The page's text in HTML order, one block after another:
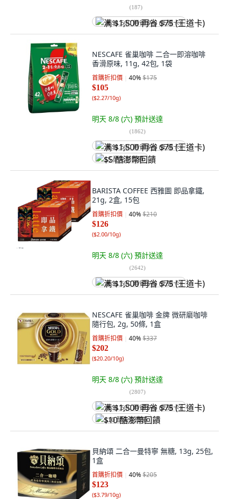
(187)
满 $1,500 再省 $75 (王道卡)
NESCAFE 雀巢咖啡 二合一即溶咖啡
香滑原味, 11g, 42包, 1袋
首購折扣價 40%$175
$105
($2.27/10g)
明天 8/8 (六) 預計送達
(1862)
满 $1,500 再省 $75 (王道卡)
$5 酷澎幣回饋
BARISTA COFFEE 西雅圖 即品拿鐵,
21g, 2盒, 15包
首購折扣價 40%$210
$126
($2.00/10g)
明天 8/8 (六) 預計送達
(2642)
满 $1,500 再省 $75 (王道卡)
NESCAFE 雀巢咖啡 金牌 微研磨咖啡
隨行包, 2g, 50條, 1盒
首購折扣價 40%$337
$202
($20.20/10g)
明天 8/8 (六) 預計送達
(2807)
满 $1,500 再省 $75 (王道卡)
$10 酷澎幣回饋
貝納頌 二合一曼特寧 無糖, 13g, 25包,
1盒
首購折扣價 40%$205
$123
($3.79/10g)